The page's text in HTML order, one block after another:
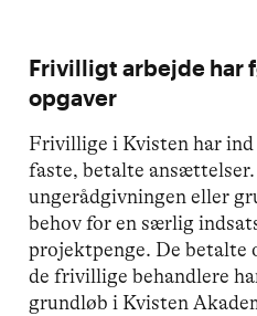
Frivilligt arbejde har
opgaver
Frivillige i Kvisten har
faste, betalte
ungerådgivningen eller
behov for en særlig
projektpenge. De betalte
de frivillige behandlere
grundløb i Kvisten